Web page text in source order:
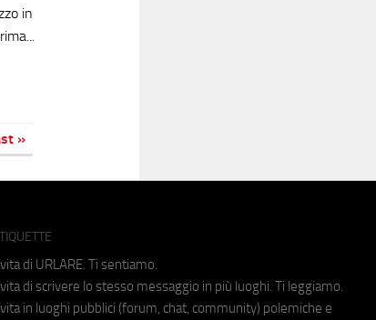
in
»
di URLARE. Ti sentiamo.
di scrivere lo stesso messaggio in più luoghi. Ti leggiamo.
in luoghi pubblici (forum, chat, community) polemiche e